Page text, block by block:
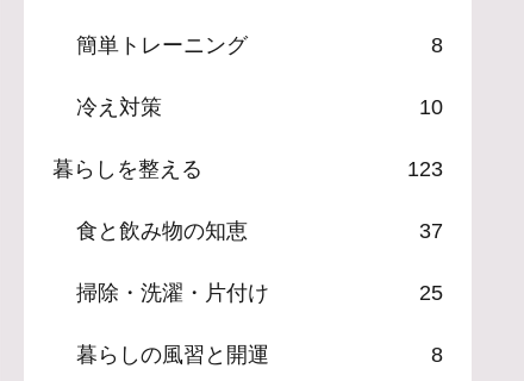
簡単トレーニング 8
冷え対策 10
暮らしを整える 123
食と飲み物の知恵 37
掃除・洗濯・片付け 25
暮らしの風習と開運 8